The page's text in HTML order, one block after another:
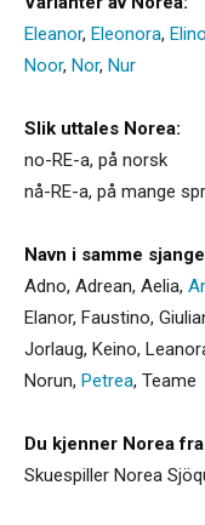
Eleanor, Eleonora,
Noor, Nor, Nur
Slik uttales Norea:
no-RE-a, på norsk
nå-RE-a, på mange
Navn i samme
Adno, Adrean, Aelia,
Elanor, Faustino,
Jorlaug, Keino,
Norun, Petrea, Teame
Du kjenner Norea
Skuespiller Norea